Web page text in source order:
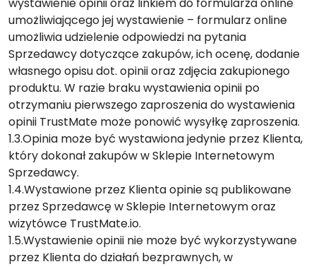
umożliwiającego jej wystawienie – formularz online
umożliwia udzielenie odpowiedzi na pytania
Sprzedawcy dotyczące zakupów, ich ocenę, dodanie
własnego opisu dot. opinii oraz zdjęcia zakupionego
produktu. W razie braku wystawienia opinii po
otrzymaniu pierwszego zaproszenia do wystawienia
opinii TrustMate może ponowić wysyłkę zaproszenia.
1.3.Opinia może być wystawiona jedynie przez Klienta,
który dokonał zakupów w Sklepie Internetowym
Sprzedawcy.
1.4.Wystawione przez Klienta opinie są publikowane
przez Sprzedawcę w Sklepie Internetowym oraz
wizytówce TrustMate.io.
1.5.Wystawienie opinii nie może być wykorzystywane
przez Klienta do działań bezprawnych, w